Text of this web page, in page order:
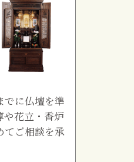
でに仏壇を準
や花立・香炉
てご相談を承